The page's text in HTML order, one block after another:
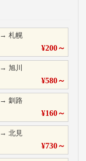
→札幌
¥200～
→旭川
¥580～
→釧路
¥160～
→北見
¥730～